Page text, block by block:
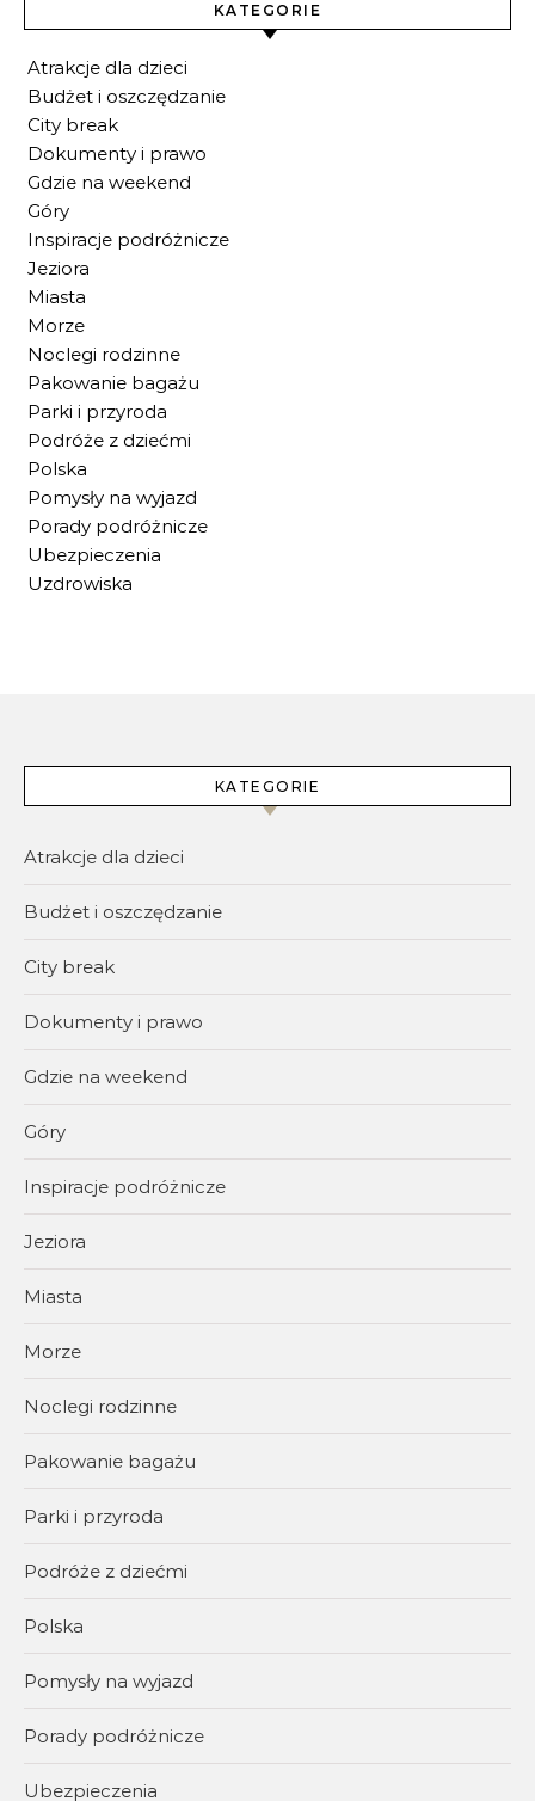
KATEGORIE
Atrakcje dla dzieci
Budżet i oszczędzanie
City break
Dokumenty i prawo
Gdzie na weekend
Góry
Inspiracje podróżnicze
Jeziora
Miasta
Morze
Noclegi rodzinne
Pakowanie bagażu
Parki i przyroda
Podróże z dziećmi
Polska
Pomysły na wyjazd
Porady podróżnicze
Ubezpieczenia
Uzdrowiska
KATEGORIE
Atrakcje dla dzieci
Budżet i oszczędzanie
City break
Dokumenty i prawo
Gdzie na weekend
Góry
Inspiracje podróżnicze
Jeziora
Miasta
Morze
Noclegi rodzinne
Pakowanie bagażu
Parki i przyroda
Podróże z dziećmi
Polska
Pomysły na wyjazd
Porady podróżnicze
Ubezpieczenia